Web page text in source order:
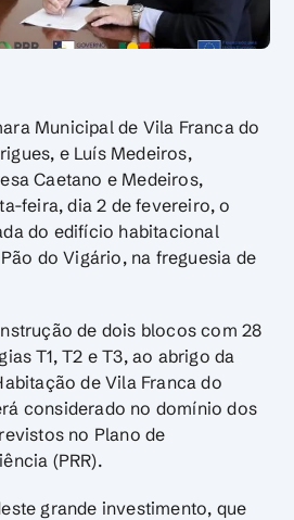
Municipal de Vila Franca do
e Luís Medeiros,
Caetano e Medeiros,
feira, dia 2 de fevereiro, o
do edifício habitacional
do Vigário, na freguesia de
de dois blocos com 28
T1, T2 e T3, ao abrigo da
de Vila Franca do
considerado no domínio dos
no Plano de
(PRR).
grande investimento, que